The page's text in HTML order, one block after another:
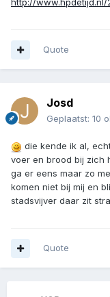
http://
Quote
Josd
Geplaatst: 10
die kende ik al,
voer en brood bij zich
ga er eens maar zo
komen niet bij mij en
stadsvijver daar zit
Quote